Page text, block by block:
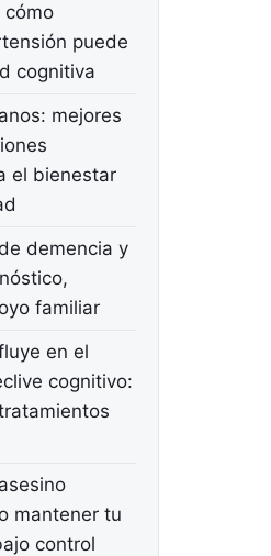
cómo
puede
cognitiva
mejores
el bienestar
demencia y
familiar
en el
cognitivo:
mantener tu
control